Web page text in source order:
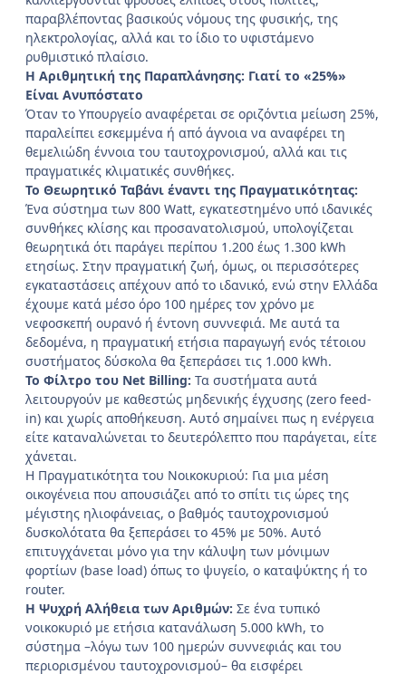
παραβλέποντας βασικούς νόμους της φυσικής, της
ηλεκτρολογίας, αλλά και το ίδιο το υφιστάμενο
ρυθμιστικό πλαίσιο.
Η Αριθμητική της Παραπλάνησης: Γιατί το «25%»
Είναι Ανυπόστατο
Όταν το Υπουργείο αναφέρεται σε οριζόντια μείωση 25%,
παραλείπει εσκεμμένα ή από άγνοια να αναφέρει τη
θεμελιώδη έννοια του ταυτοχρονισμού, αλλά και τις
πραγματικές κλιματικές συνθήκες.
Το Θεωρητικό Ταβάνι έναντι της Πραγματικότητας:
Ένα σύστημα των 800 Watt, εγκατεστημένο υπό ιδανικές
συνθήκες κλίσης και προσανατολισμού, υπολογίζεται
θεωρητικά ότι παράγει περίπου 1.200 έως 1.300 kWh
ετησίως. Στην πραγματική ζωή, όμως, οι περισσότερες
εγκαταστάσεις απέχουν από το ιδανικό, ενώ στην Ελλάδα
έχουμε κατά μέσο όρο 100 ημέρες τον χρόνο με
νεφοσκεπή ουρανό ή έντονη συννεφιά. Με αυτά τα
δεδομένα, η πραγματική ετήσια παραγωγή ενός τέτοιου
συστήματος δύσκολα θα ξεπεράσει τις 1.000 kWh.
Το Φίλτρο του Net Billing: Τα συστήματα αυτά
λειτουργούν με καθεστώς μηδενικής έγχυσης (zero feed-
in) και χωρίς αποθήκευση. Αυτό σημαίνει πως η ενέργεια
είτε καταναλώνεται το δευτερόλεπτο που παράγεται, είτε
χάνεται.
Η Πραγματικότητα του Νοικοκυριού: Για μια μέση
οικογένεια που απουσιάζει από το σπίτι τις ώρες της
μέγιστης ηλιοφάνειας, ο βαθμός ταυτοχρονισμού
δυσκολότατα θα ξεπεράσει το 45% με 50%. Αυτό
επιτυγχάνεται μόνο για την κάλυψη των μόνιμων
φορτίων (base load) όπως το ψυγείο, ο καταψύκτης ή το
router.
Η Ψυχρή Αλήθεια των Αριθμών: Σε ένα τυπικό
νοικοκυριό με ετήσια κατανάλωση 5.000 kWh, το
σύστημα –λόγω των 100 ημερών συννεφιάς και του
περιορισμένου ταυτοχρονισμού– θα εισφέρει